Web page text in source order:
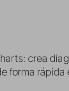
crea
forma rápida